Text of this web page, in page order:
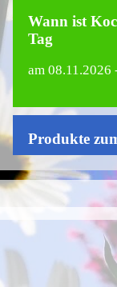
Wann ist
Tag
am 08.11.2026
Produkte